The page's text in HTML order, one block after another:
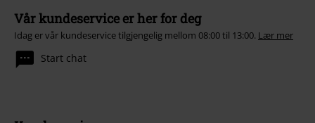
Vår kundeservice er her for deg
Idag er vår kundeservice tilgjengelig mellom 08:00 til 13:00. Lær mer
Start chat